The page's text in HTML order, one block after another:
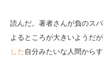
読んだ。著者さんが負のス
よるところが大きいようだが
した 自分みたいな人間から